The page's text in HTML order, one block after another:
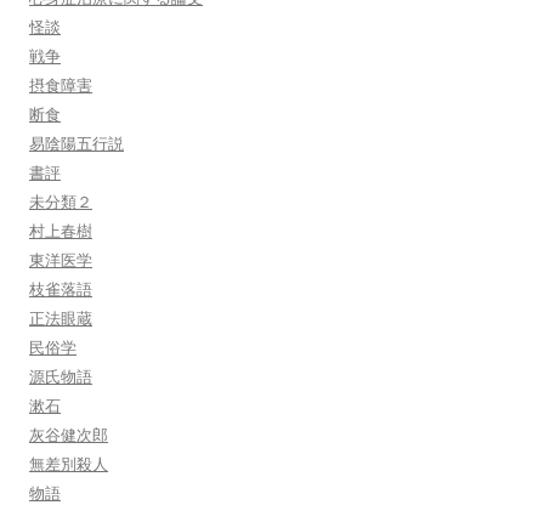
怪談
戦争
摂食障害
断食
易陰陽五行説
書評
未分類２
村上春樹
東洋医学
枝雀落語
正法眼蔵
民俗学
源氏物語
漱石
灰谷健次郎
無差別殺人
物語